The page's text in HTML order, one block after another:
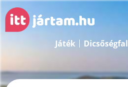
Játék Dicsőségfal